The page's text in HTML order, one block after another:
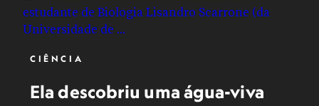
CIÊNCIA
Ela descobriu uma água-viva